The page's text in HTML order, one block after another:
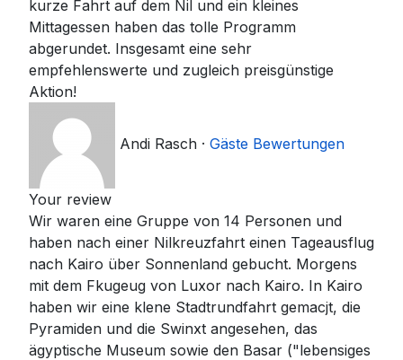
kurze Fahrt auf dem Nil und ein kleines
Mittagessen haben das tolle Programm
abgerundet. Insgesamt eine sehr
empfehlenswerte und zugleich preisgünstige
Aktion!
Andi Rasch · Gäste Bewertungen
Your review
Wir waren eine Gruppe von 14 Personen und
haben nach einer Nilkreuzfahrt einen Tageausflug
nach Kairo über Sonnenland gebucht. Morgens
mit dem Fkugeug von Luxor nach Kairo. In Kairo
haben wir eine klene Stadtrundfahrt gemacjt, die
Pyramiden und die Swinxt angesehen, das
ägyptische Museum sowie den Basar ("lebensiges